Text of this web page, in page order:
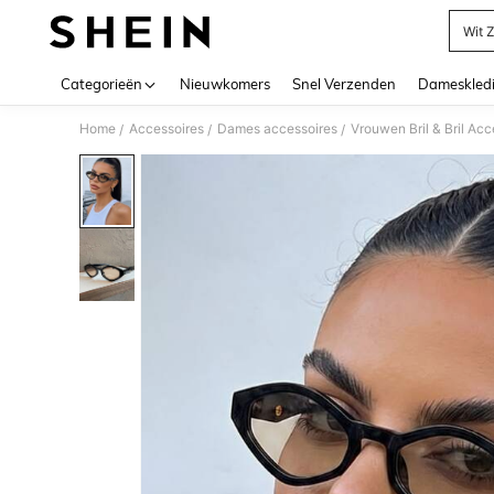
Wit
Categorieën Nieuwkomers Snel Verzenden
Home / Accessoires / Dames accessoires / Vrouwen Bril & Bril